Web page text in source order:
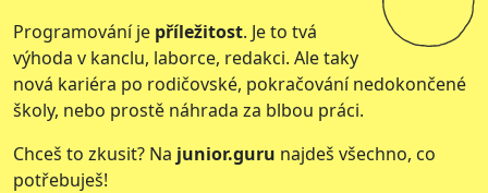
Programování je příležitost. Je to tvá
výhoda v kanclu, laborce, redakci. Ale taky
nová kariéra po rodičovské, pokračování nedokončené
školy, nebo prostě náhrada za blbou práci.
Chceš to zkusit? Na junior.guru najdeš všechno, co
potřebuješ!